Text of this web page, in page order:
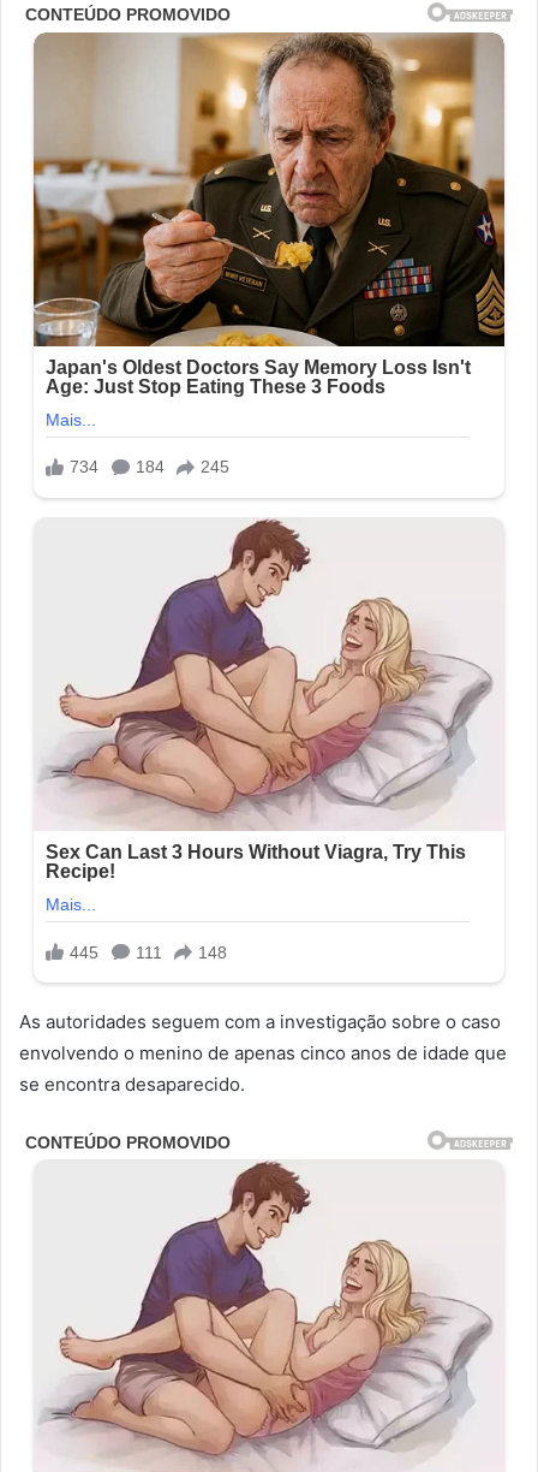
As autoridades seguem com a investigação sobre o caso
envolvendo o menino de apenas cinco anos de idade que
se encontra desaparecido.